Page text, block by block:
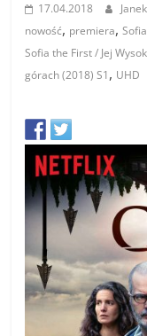
17.04.2018 Janek
nowość, premiera,
Sofia the First / Jej
górach (2018) S1, UHD